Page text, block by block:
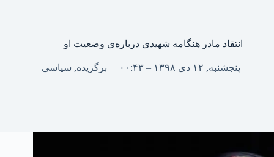
انتقاد مادر هنگامه شهیدی درباره‌ی وضعیت او
پنجشنبه, ۱۲ دی ۱۳۹۸ – ۰۰:۴۳ برگزیده, سیاسی